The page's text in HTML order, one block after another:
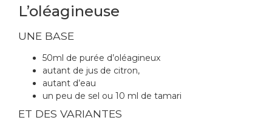
L’oléagineuse
UNE BASE
50ml de purée d’oléagineux
autant de jus de citron,
autant d’eau
un peu de sel ou 10 ml de tamari
ET DES VARIANTES